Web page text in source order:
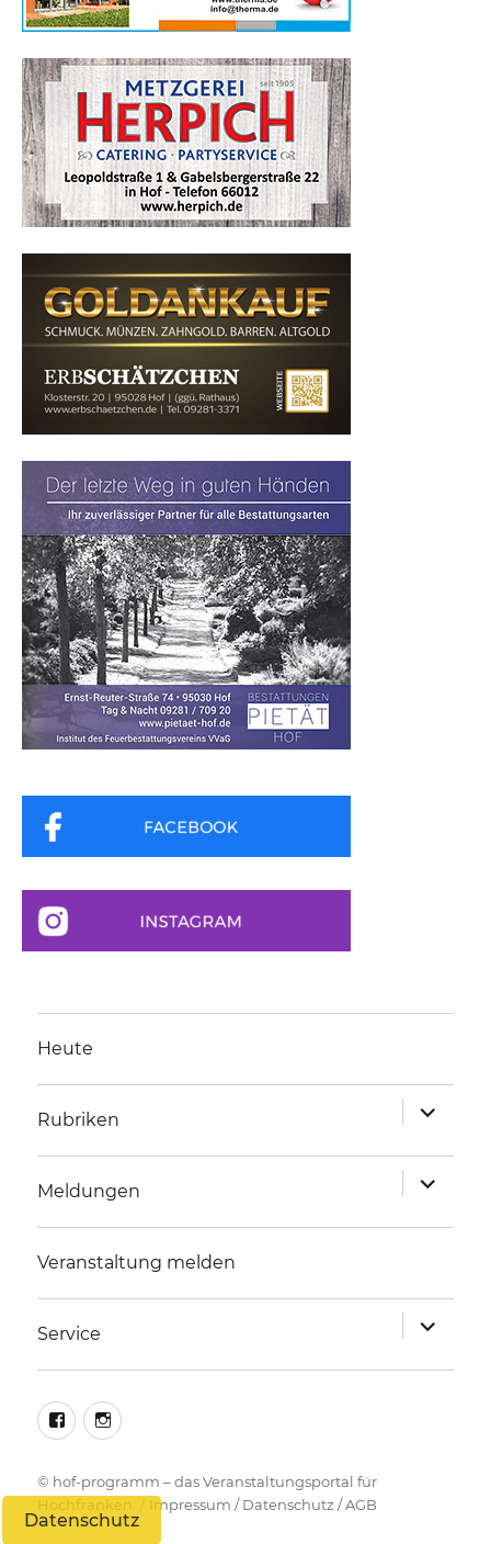
Heute
Rubriken
anzeigen
Meldungen
anzeigen
Veranstaltung melden
Service
anzeigen
facebookinstagram
© hof-programm – das Veranstaltungsportal für
Hochfranken
Impressum /Datenschutz /AGB
Datenschutz